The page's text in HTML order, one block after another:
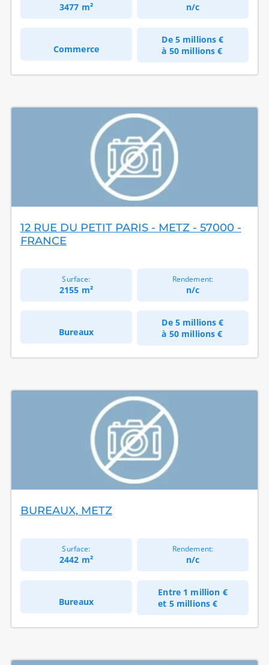
3477 m² n/c
Commerce
De 5 millions €
à 50 millions €
12 RUE DU PETIT PARIS - METZ - 57000 -
FRANCE
Surface:
2155 m²
Rendement:
n/c
Bureaux
De 5 millions €
à 50 millions €
BUREAUX, METZ
Surface:
2442 m²
Rendement:
n/c
Bureaux
Entre 1 million €
et 5 millions €